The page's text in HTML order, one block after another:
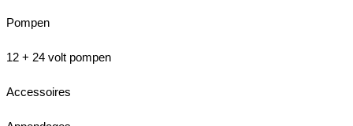
Pompen
12 + 24 volt pompen
Accessoires